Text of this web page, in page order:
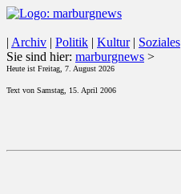
| Archiv | Politik | Kultur| Soziales
Sie sind hier: marburgnews >
Heute ist Freitag, 7. August 2026
Text von Samstag, 15. April 2006